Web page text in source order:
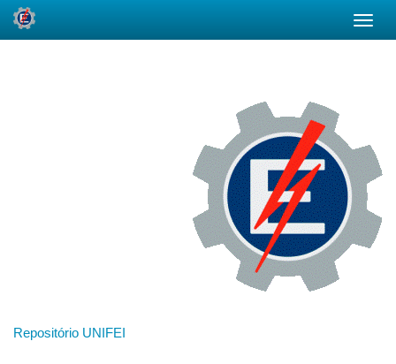
Repositório UNIFEI